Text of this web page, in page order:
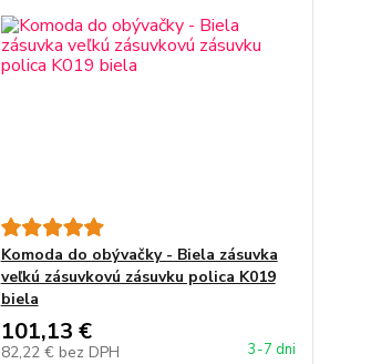
Komoda do obývačky - Biela zásuvka
veľkú zásuvkovú zásuvku polica K019
biela
101,13 €
82,22 € bez DPH 3-7 dni